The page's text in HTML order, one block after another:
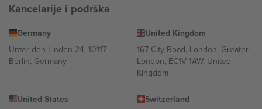
Kancelarije i podrška
Germany
Unter den Linden 24, 10117
Berlin, Germany
United Kingdom
167 City Road, London, Greater
London, EC1V 1AW, United
Kingdom
United States
Switzerland